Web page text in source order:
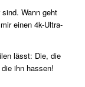
Wann geht
einen 4k-Ultra-
lässt: Die, die
ihn hassen!